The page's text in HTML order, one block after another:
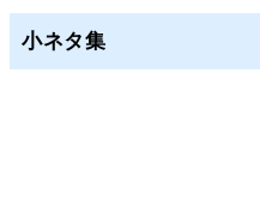
小ネタ集